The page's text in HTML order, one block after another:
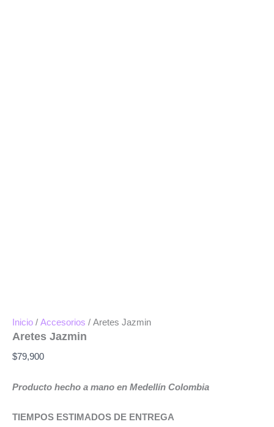
Inicio / Accesorios / Aretes Jazmin
Aretes Jazmin
$79,900
Producto hecho a mano en Medellín Colombia
TIEMPOS ESTIMADOS DE ENTREGA